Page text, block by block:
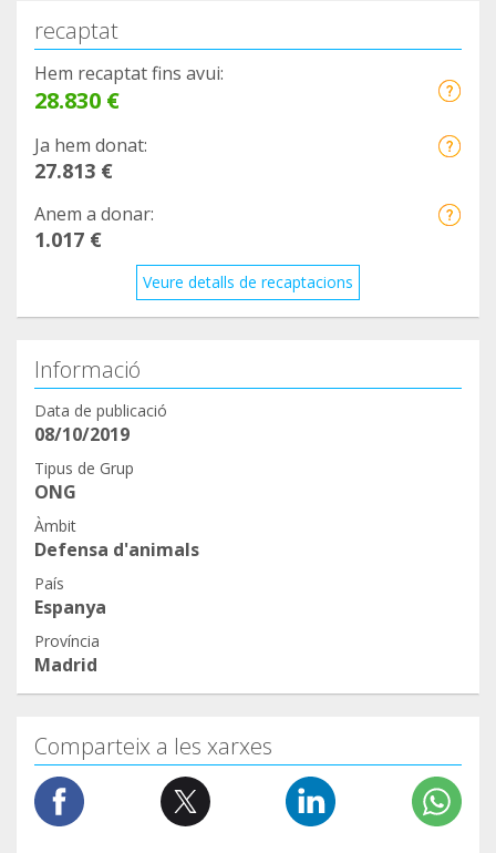
recaptat
Hem recaptat fins avui:
28.830 €
Ja hem donat:
27.813 €
Anem a donar:
1.017 €
Veure detalls de recaptacions
Informació
Data de publicació
08/10/2019
Tipus de Grup
ONG
Àmbit
Defensa d'animals
País
Espanya
Província
Madrid
Comparteix a les xarxes